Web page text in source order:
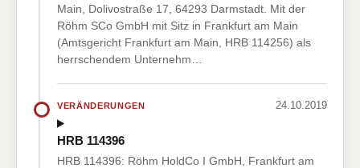
Main, Dolivostraße 17, 64293 Darmstadt. Mit der
Röhm SCo GmbH mit Sitz in Frankfurt am Main
(Amtsgericht Frankfurt am Main, HRB 114256) als
herrschendem Unternehm…
VERÄNDERUNGEN 24.10.2019
HRB 114396
HRB 114396: Röhm HoldCo I GmbH, Frankfurt am